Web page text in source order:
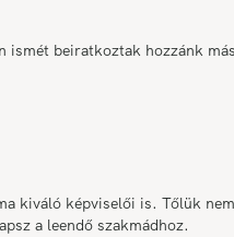
beiratkoztak hozzánk
kiváló képviselői is. Tőlük
a leendő szakmádhoz.